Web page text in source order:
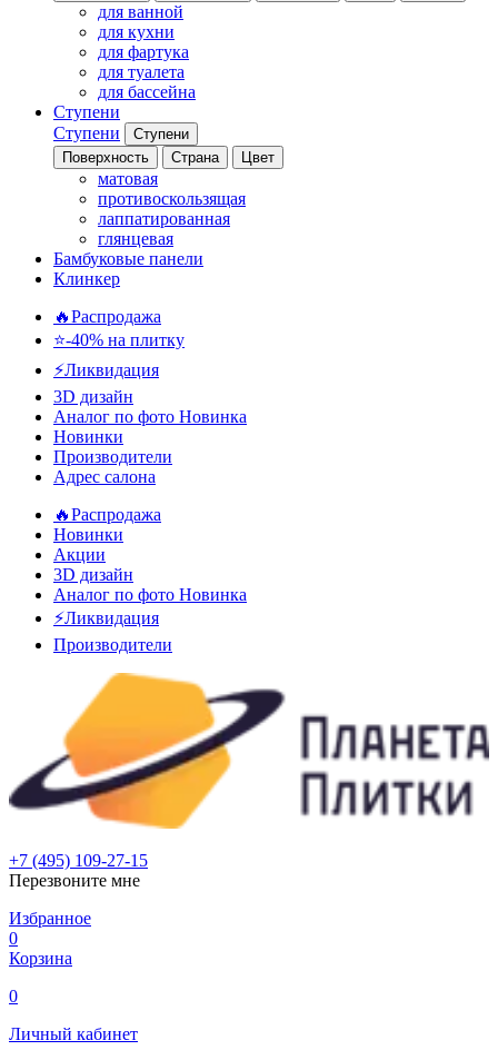
для ванной
для кухни
для фартука
для туалета
для бассейна
Ступени
Ступени
Ступени
Поверхность
Страна Цвет
матовая
противоскользящая
лаппатированная
глянцевая
Бамбуковые панели
Клинкер
🔥Распродажа
⭐-40% на плитку
⚡️Ликвидация
3D дизайн
Аналог по фото Новинка
Новинки
Производители
Адрес салона
🔥Распродажа
Новинки
Акции
3D дизайн
Аналог по фото Новинка
⚡Ликвидация
Производители
+7 (495) 109-27-15
Перезвоните мне
Избранное
0
Корзина
0
Личный кабинет